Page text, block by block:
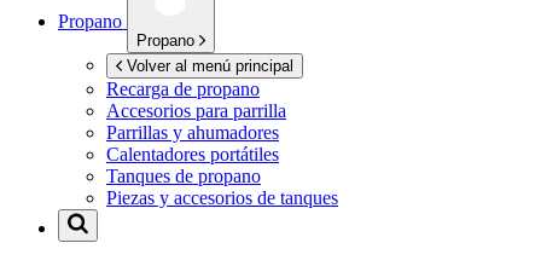
Propano
Propano
Volver al menú principal
Recarga de propano
Accesorios para parrilla
Parrillas y ahumadores
Calentadores portátiles
Tanques de propano
Piezas y accesorios de tanques